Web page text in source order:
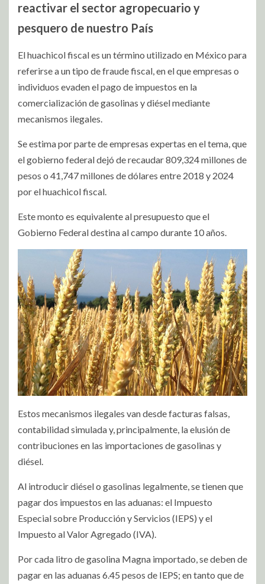
reactivar el sector agropecuario y
pesquero de nuestro País
El huachicol fiscal es un término utilizado en México para
referirse a un tipo de fraude fiscal, en el que empresas o
individuos evaden el pago de impuestos en la
comercialización de gasolinas y diésel mediante
mecanismos ilegales.
Se estima por parte de empresas expertas en el tema, que
el gobierno federal dejó de recaudar 809,324 millones de
pesos o 41,747 millones de dólares entre 2018 y 2024
por el huachicol fiscal.
Este monto es equivalente al presupuesto que el
Gobierno Federal destina al campo durante 10 años.
Estos mecanismos ilegales van desde facturas falsas,
contabilidad simulada y, principalmente, la elusión de
contribuciones en las importaciones de gasolinas y
diésel.
Al introducir diésel o gasolinas legalmente, se tienen que
pagar dos impuestos en las aduanas: el Impuesto
Especial sobre Producción y Servicios (IEPS) y el
Impuesto al Valor Agregado (IVA).
Por cada litro de gasolina Magna importado, se deben de
pagar en las aduanas 6.45 pesos de IEPS; en tanto que de